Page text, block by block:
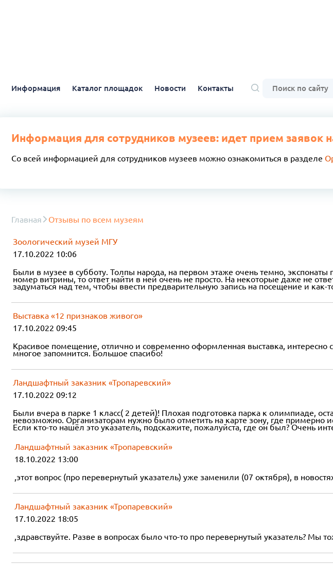
Информация Каталог площадок Новости Контакты
Информация для сотрудников музеев: идет прием заявок
Со всей информацией для сотрудников музеев можно ознакомиться в разделе
Главная Отзывы по всем музеям
Зоологический музей МГУ
17.10.2022 10:06
Были в музее в субботу. Толпы народа, на первом этаже очень темно,
номер витрины, то ответ найти в ней очень не просто. На некоторые даже не
задуматься над тем, чтобы ввести предварительную запись на посещение и как-
Выставка «12 признаков живого»
17.10.2022 09:45
Красивое помещение, отлично и современно оформленная выставка,
многое запомнится. Большое спасибо!
Ландшафтный заказник «Тропаревский»
17.10.2022 09:12
Были вчера в парке 1 класс( 2 детей)! Плохая подготовка парка к олимпиаде,
невозможно. Организаторам нужно было отметить на карте зону, где примерно
Если кто-то нашёл это указатель, подскажите, пожалуйста, где он был? Очень
Ландшафтный заказник «Тропаревский»
18.10.2022 13:00
,этот вопрос (про перевернутый указатель) уже заменили (07 октября), в
Ландшафтный заказник «Тропаревский»
17.10.2022 18:05
,здравствуйте. Разве в вопросах было что-то про перевернутый указатель?